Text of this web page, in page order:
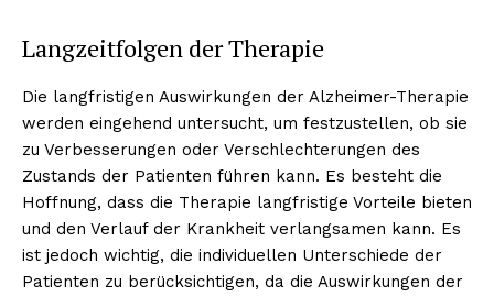
Langzeitfolgen der Therapie
Die langfristigen Auswirkungen der Alzheimer-Therapie
werden eingehend untersucht, um festzustellen, ob sie
zu Verbesserungen oder Verschlechterungen des
Zustands der Patienten führen kann. Es besteht die
Hoffnung, dass die Therapie langfristige Vorteile bieten
und den Verlauf der Krankheit verlangsamen kann. Es
ist jedoch wichtig, die individuellen Unterschiede der
Patienten zu berücksichtigen, da die Auswirkungen der